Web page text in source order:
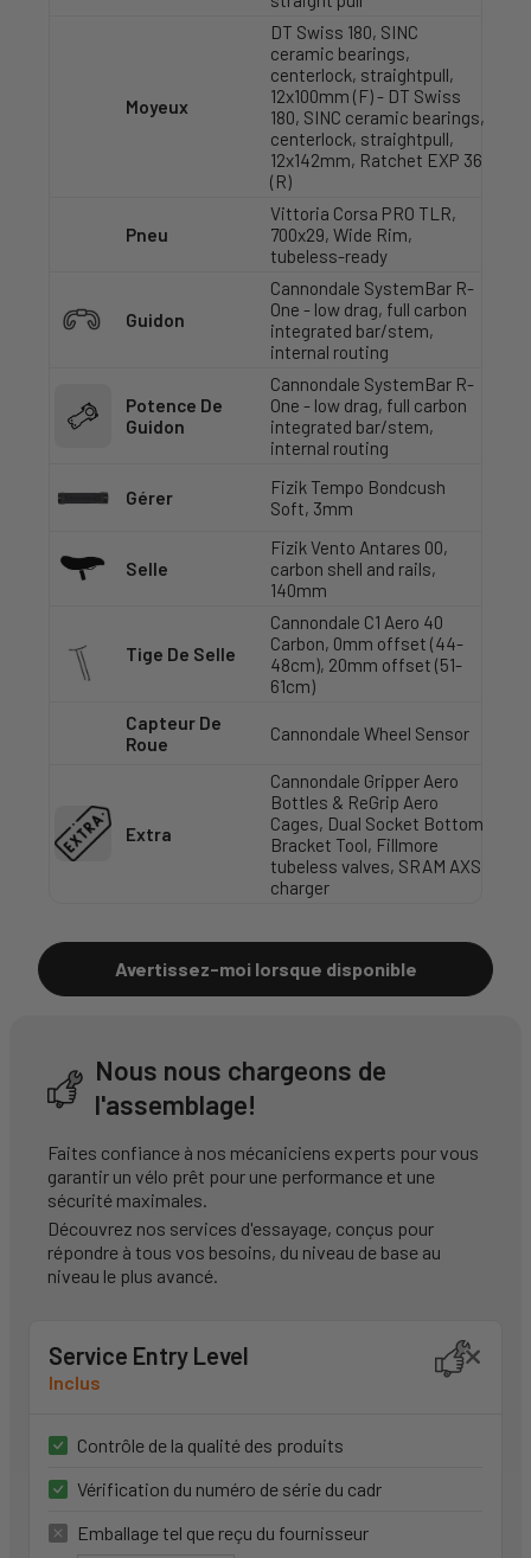
Moyeux
DT Swiss 180, SINC
ceramic bearings,
centerlock, straightpull,
12x100mm (F) - DT Swiss
180, SINC ceramic bearings,
centerlock, straightpull,
12x142mm, Ratchet EXP 36
(R)
Pneu
Vittoria Corsa PRO TLR,
700x29, Wide Rim,
tubeless-ready
Guidon
Cannondale SystemBar R-
One - low drag, full carbon
integrated bar/stem,
internal routing
Potence De
Guidon
Cannondale SystemBar R-
One - low drag, full carbon
integrated bar/stem,
internal routing
Gérer
Fizik Tempo Bondcush
Soft, 3mm
Selle
Fizik Vento Antares 00,
carbon shell and rails,
140mm
Tige De Selle
Cannondale C1 Aero 40
Carbon, 0mm offset (44-
48cm), 20mm offset (51-
61cm)
Capteur De
Roue
Cannondale Wheel Sensor
Extra
Cannondale Gripper Aero
Bottles & ReGrip Aero
Cages, Dual Socket Bottom
Bracket Tool, Fillmore
tubeless valves, SRAM AXS
charger
Avertissez-moi lorsque disponible
Nous nous chargeons de
l'assemblage!
Faites confiance à nos mécaniciens experts pour vous
garantir un vélo prêt pour une performance et une
sécurité maximales.
Découvrez nos services d'essayage, conçus pour
répondre à tous vos besoins, du niveau de base au
niveau le plus avancé.
Service Entry Level
Inclus
Contrôle de la qualité des produits
Vérification du numéro de série du cadr
Emballage tel que reçu du fournisseur